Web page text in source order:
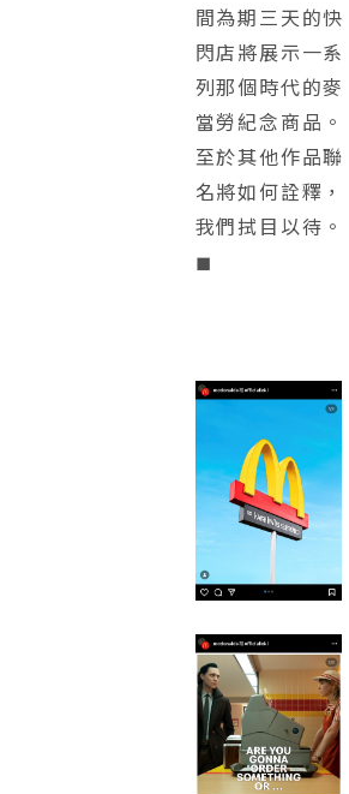
間為期三天的快
閃店將展示一系
列那個時代的麥
當勞紀念商品。
至於其他作品聯
名將如何詮釋，
我們拭目以待。
◼︎